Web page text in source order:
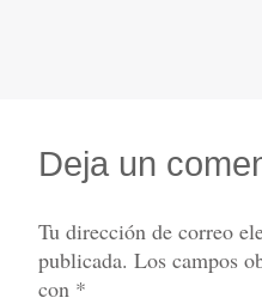
Deja un
Tu dirección de correo
publicada. Los campos
con *